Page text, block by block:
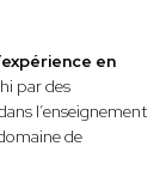
en
par des
l’enseignement
de